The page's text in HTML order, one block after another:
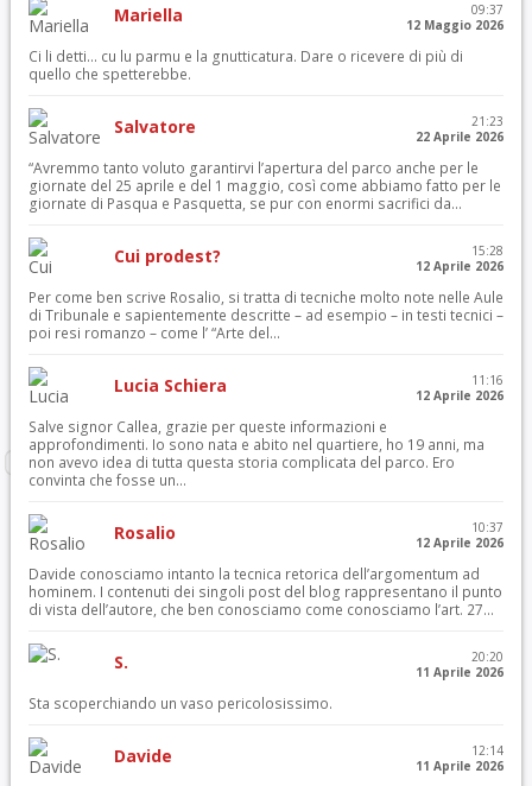
Mariella
09:37
12 Maggio 2026
Ci li detti… cu lu parmu e la gnutticatura. Dare o ricevere di più di
quello che spetterebbe.
Salvatore
21:23
22 Aprile 2026
“Avremmo tanto voluto garantirvi l’apertura del parco anche per le
giornate del 25 aprile e del 1 maggio, così come abbiamo fatto per le
giornate di Pasqua e Pasquetta, se pur con enormi sacrifici da...
Cui prodest?
15:28
12 Aprile 2026
Per come ben scrive Rosalio, si tratta di tecniche molto note nelle Aule
di Tribunale e sapientemente descritte – ad esempio – in testi tecnici –
poi resi romanzo – come l’ “Arte del...
Lucia Schiera
11:16
12 Aprile 2026
Salve signor Callea, grazie per queste informazioni e
approfondimenti. Io sono nata e abito nel quartiere, ho 19 anni, ma
non avevo idea di tutta questa storia complicata del parco. Ero
convinta che fosse un...
Rosalio
10:37
12 Aprile 2026
Davide conosciamo intanto la tecnica retorica dell’argomentum ad
hominem. I contenuti dei singoli post del blog rappresentano il punto
di vista dell’autore, che ben conosciamo come conosciamo l’art. 27...
S.
20:20
11 Aprile 2026
Sta scoperchiando un vaso pericolosissimo.
Davide
12:14
11 Aprile 2026